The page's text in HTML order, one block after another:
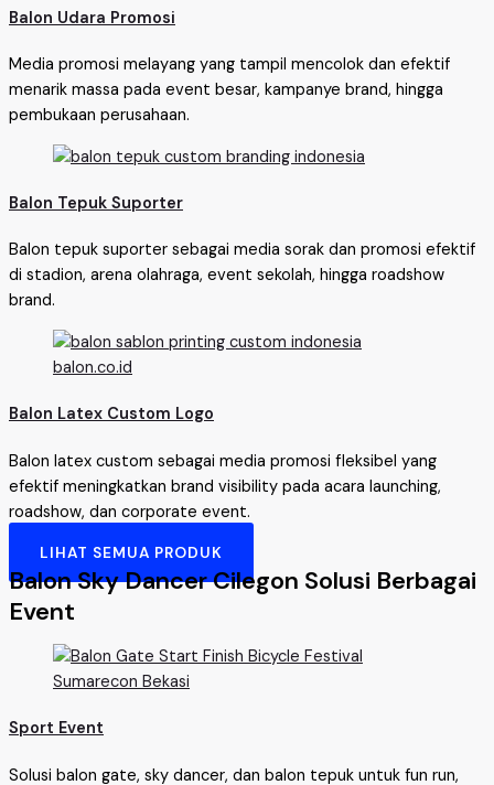
Balon Udara Promosi
Media promosi melayang yang tampil mencolok dan efektif
menarik massa pada event besar, kampanye brand, hingga
pembukaan perusahaan.
Balon Tepuk Suporter
Balon tepuk suporter sebagai media sorak dan promosi efektif
di stadion, arena olahraga, event sekolah, hingga roadshow
brand.
Balon Latex Custom Logo
Balon latex custom sebagai media promosi fleksibel yang
efektif meningkatkan brand visibility pada acara launching,
roadshow, dan corporate event.
LIHAT SEMUA PRODUK
Balon Sky Dancer Cilegon Solusi Berbagai
Event
Sport Event
Solusi balon gate, sky dancer, dan balon tepuk untuk fun run,